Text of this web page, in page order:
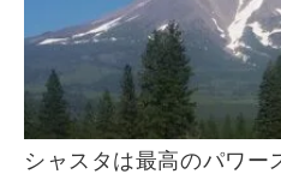
シャスタは最高のパワー